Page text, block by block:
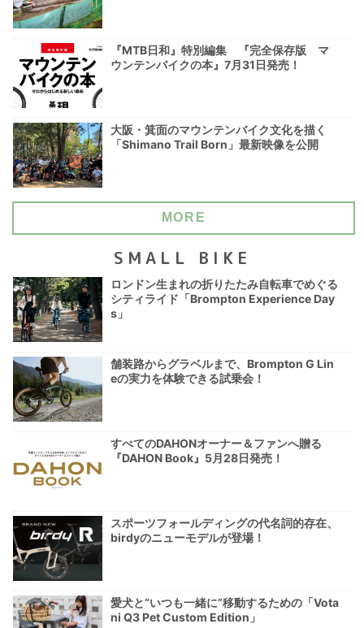
『MTB日和』特別編集 『完全保存版 マ
ウンテンバイクの本』7月31日発売！
大阪・箕面のマウンテンバイク文化を描く
「Shimano Trail Born」最新映像を公開
MORE
SMALL BIKE
ロンドン生まれの折りたたみ自転車でめぐる
シティライド「Brompton Experience Day
s」
舗装路からグラベルまで、Brompton G Lin
eの実力を体験できる試乗会！
すべてのDAHONオーナー＆ファンへ贈る
『DAHON Book』5月28日発売！
スポーツフォールディングの代名詞的存在、
birdyのニューモデルが登場！
愛犬と“いつも一緒に”移動するための「Vota
ni Q3 Pet Custom Edition」